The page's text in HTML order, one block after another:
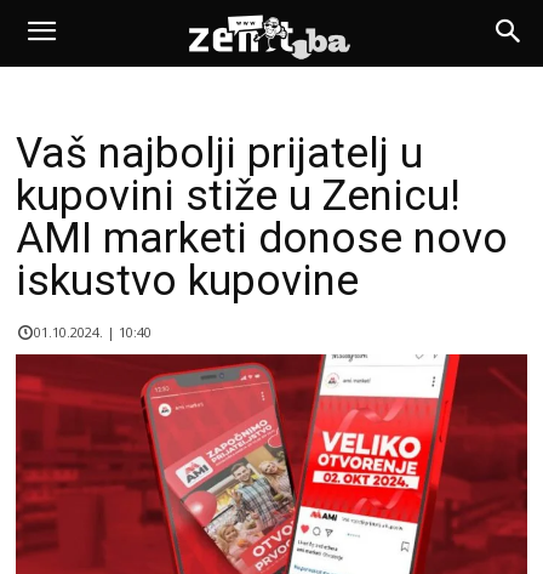
Vaš najbolji prijatelj u
kupovini stiže u Zenicu!
AMI marketi donose novo
iskustvo kupovine
01.10.2024. | 10:40